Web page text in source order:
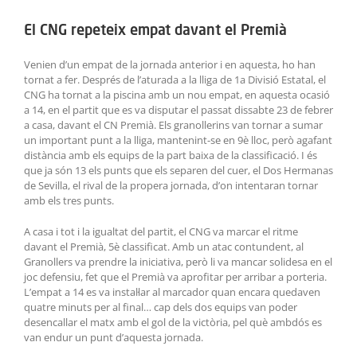
INFANTS
BLOG
EMPRESES
CONTACTE
Image
El CNG repeteix empat davant el Premià
Venien d’un empat de la jornada anterior i en aquesta, ho han
tornat a fer. Després de l’aturada a la lliga de 1a Divisió Estatal, el
CNG ha tornat a la piscina amb un nou empat, en aquesta ocasió
a 14, en el partit que es va disputar el passat dissabte 23 de febrer
a casa, davant el CN Premià. Els granollerins van tornar a sumar
un important punt a la lliga, mantenint-se en 9è lloc, però agafant
distància amb els equips de la part baixa de la classificació. I és
que ja són 13 els punts que els separen del cuer, el Dos Hermanas
de Sevilla, el rival de la propera jornada, d’on intentaran tornar
amb els tres punts.
A casa i tot i la igualtat del partit, el CNG va marcar el ritme
davant el Premià, 5è classificat. Amb un atac contundent, al
Granollers va prendre la iniciativa, però li va mancar solidesa en el
joc defensiu, fet que el Premià va aprofitar per arribar a porteria.
L’empat a 14 es va instal·lar al marcador quan encara quedaven
quatre minuts per al final… cap dels dos equips van poder
desencallar el matx amb el gol de la victòria, pel què ambdós es
van endur un punt d’aquesta jornada.